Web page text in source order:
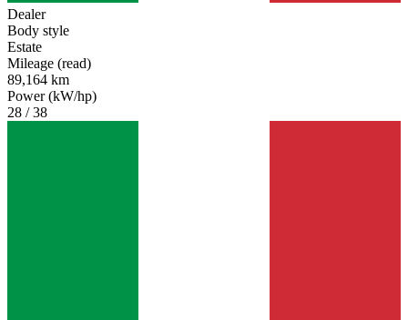
Dealer
Body style
Estate
Mileage (read)
89,164 km
Power (kW/hp)
28 / 38